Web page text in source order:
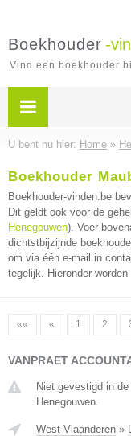
Boekhouder -
Vind een boekhouder
U bent nu hier: Home »
Boekhouder
Boekhouder-vinden.be
Dit geldt ook voor de
Henegouwen). Voer
dichtstbijzijnde
om via één e-mail in
tegelijk. Hieronder
«« « 1 2
VANPRAET
Niet gevestigd in
Henegouwen.
West-Vlaanderen »